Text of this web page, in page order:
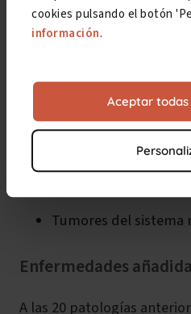
cookies pulsando el botón
información.
Aceptar todas
Enfermedades
Parálisis Cerebral
Daño cerebral
Tumores del sistema
Enfermedades
A las 20 patologías